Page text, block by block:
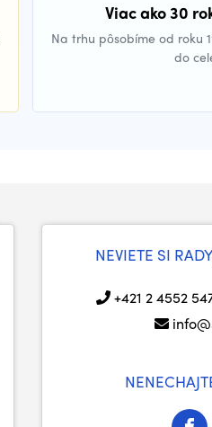
Viac ako 30
Na trhu pôsobíme od roku
do
NEVIETE SI
+421 2 4552